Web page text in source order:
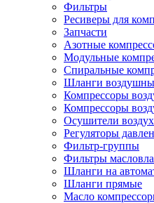
Фильтры
Ресиверы для
Запчасти
Азотные
Модульные
Спиральные
Шланги
Компрессоры
Компрессоры
Осушители
Регуляторы
Фильтр-группы
Фильтры
Шланги на
Шланги прямые
Масло